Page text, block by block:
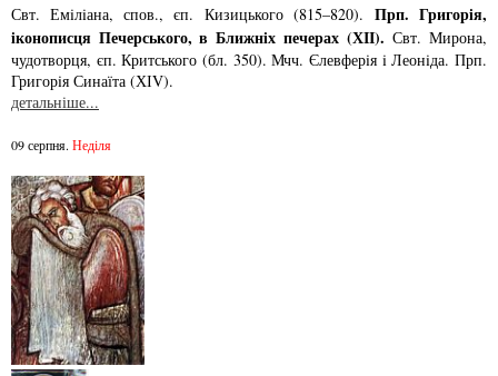
Свт. Емiлiана, спов., єп. Кизицького (815–820). Прп. Григорiя,
iконописця Печер­ського, в Ближнiх печерах (ХІІ). Свт. Мирона,
чудотворця, єп. Критського­ (бл. 350). Мчч. Єлев­ферiя i Леонiда. Прп.
Григорiя Синаїта (ХІV).
детальніше...
09 серпня. Неділя